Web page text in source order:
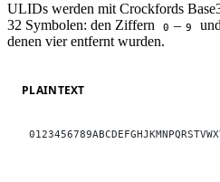
ULIDs werden mit Crockfords
32 Symbolen: den Ziffern
0 – 9
denen vier entfernt wurden.
PLAINTEXT